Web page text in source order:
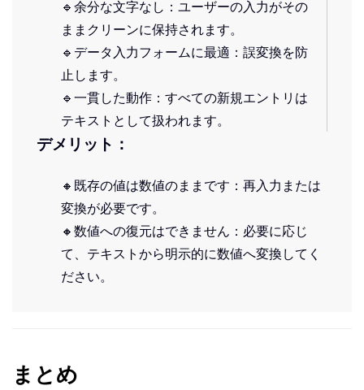
🔹余分な文字なし：ユーザーの入力がその
ままクリーンに保持されます。
🔹データ入力フォームに最適：誤変換を防
止します。
🔹一貫した動作：すべての新規エントリは
テキストとして扱われます。
デメリット：
🔸既存の値は数値のままです：再入力または
変換が必要です。
🔸数値への復元はできません：必要に応じ
て、テキストから明示的に数値へ変換してく
ださい。
まとめ